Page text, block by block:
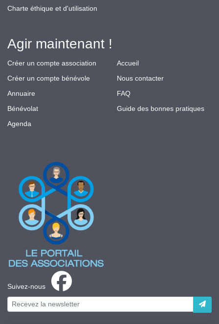
Suivez-nous
Charte éthique et d'utilisation
Agir maintenant !
Créer un compte association
Créer un compte bénévole
Annuaire
Bénévolat
Agenda
Accueil
Nous contacter
FAQ
Guide des bonnes pratiques